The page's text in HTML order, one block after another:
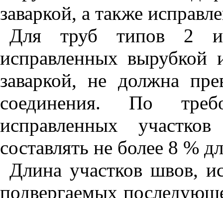
заваркой, а также
Для труб типов 2 и
исправленных
заваркой, не должна
соединения. По
исправленных
составлять не более 8 %
Длина участков швов,
подвергаемых